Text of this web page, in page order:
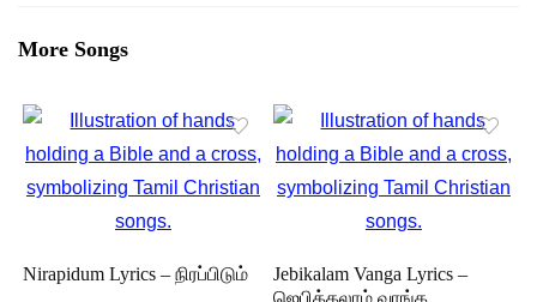
More Songs
Nirapidum Lyrics – நிரப்பிடும்
Jebikalam Vanga Lyrics –